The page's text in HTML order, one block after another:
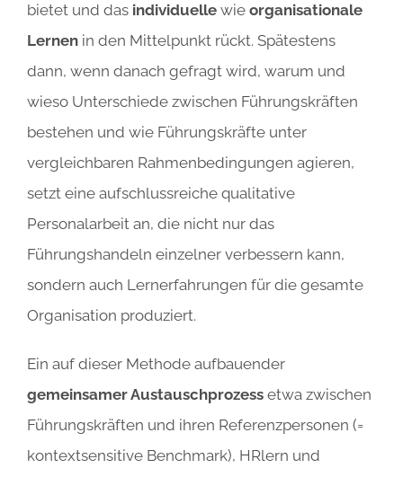
bietet und das individuelle wie organisationale
Lernen in den Mittelpunkt rückt. Spätestens
dann, wenn danach gefragt wird, warum und
wieso Unterschiede zwischen Führungskräften
bestehen und wie Führungskräfte unter
vergleichbaren Rahmenbedingungen agieren,
setzt eine aufschlussreiche qualitative
Personalarbeit an, die nicht nur das
Führungshandeln einzelner verbessern kann,
sondern auch Lernerfahrungen für die gesamte
Organisation produziert.
Ein auf dieser Methode aufbauender
gemeinsamer Austauschprozess etwa zwischen
Führungskräften und ihren Referenzpersonen (=
kontextsensitive Benchmark), HRlern und